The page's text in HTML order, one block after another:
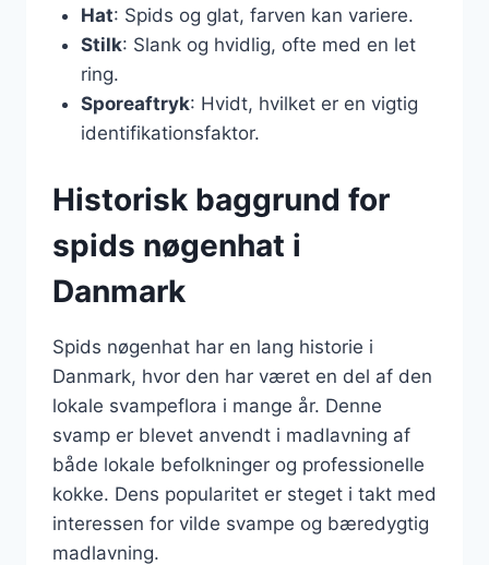
Hat: Spids og glat, farven kan variere.
Stilk: Slank og hvidlig, ofte med en let
ring.
Sporeaftryk: Hvidt, hvilket er en vigtig
identifikationsfaktor.
Historisk baggrund for
spids nøgenhat i
Danmark
Spids nøgenhat har en lang historie i
Danmark, hvor den har været en del af den
lokale svampeflora i mange år. Denne
svamp er blevet anvendt i madlavning af
både lokale befolkninger og professionelle
kokke. Dens popularitet er steget i takt med
interessen for vilde svampe og bæredygtig
madlavning.